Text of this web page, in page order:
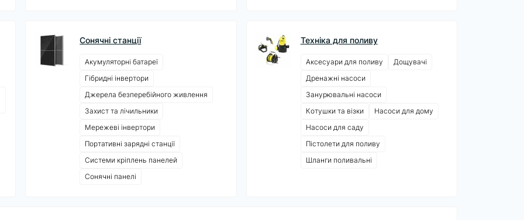
Сонячні станції
Акумуляторні батареї
Гібридні інвертори
Джерела безперебійного живлення
Захист та лічильники
Мережеві інвертори
Портативні зарядні станції
Системи кріплень панелей
Сонячні панелі
Техніка для поливу
Аксесуари для поливу
Дощувачі
Дренажні насоси
Занурювальні насоси
Котушки та візки
Насоси для дому
Насоси для саду
Пістолети для поливу
Шланги поливальні